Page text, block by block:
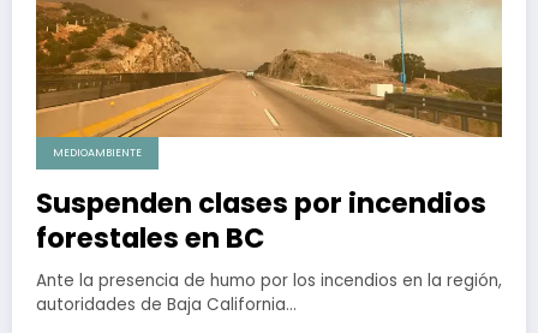
MEDIOAMBIENTE
Suspenden clases por incendios
forestales en BC
Ante la presencia de humo por los incendios en la región,
autoridades de Baja California…